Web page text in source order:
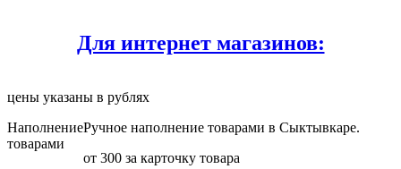
Для интернет магазинов:
цены указаны в рублях
Наполнение
товарами
Ручное наполнение товарами в Сыктывкаре.
от 300 за карточку товара